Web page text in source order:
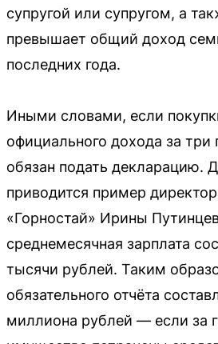
супругой или супругом, а
превышает общий доход
последних года.
Иными словами, если
официального дохода за три
обязан подать декларацию.
приводится пример
«Горностай» Ирины
среднемесячная зарплата
тысячи рублей. Таким
обязательного отчёта
миллиона рублей — если за